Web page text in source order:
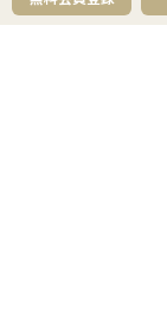
お問い合わせ